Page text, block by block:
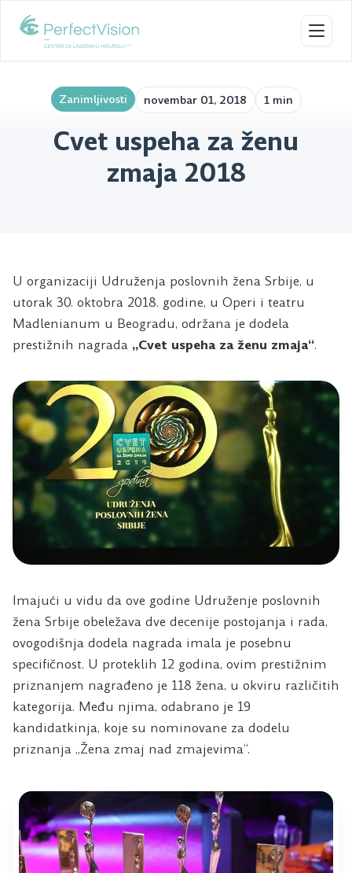
Zanimljivosti novembar 01, 2018 1 min
Cvet uspeha za ženu
zmaja 2018
U organizaciji Udruženja poslovnih žena Srbije, u
utorak 30. oktobra 2018. godine, u Operi i teatru
Madlenianum u Beogradu, održana je dodela
prestižnih nagrada „Cvet uspeha za ženu zmaja“.
Imajući u vidu da ove godine Udruženje poslovnih
žena Srbije obeležava dve decenije postojanja i rada,
ovogodišnja dodela nagrada imala je posebnu
specifičnost. U proteklih 12 godina, ovim prestižnim
priznanjem nagrađeno je 118 žena, u okviru različitih
kategorija. Među njima, odabrano je 19
kandidatkinja, koje su nominovane za dodelu
priznanja „Žena zmaj nad zmajevima“.